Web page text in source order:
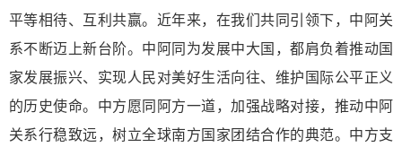
平等相待、互利共赢。近年来，在我们共同引领下，中阿关
系不断迈上新台阶。中阿同为发展中大国，都肩负着推动国
家发展振兴、实现人民对美好生活向往、维护国际公平正义
的历史使命。中方愿同阿方一道，加强战略对接，推动中阿
关系行稳致远，树立全球南方国家团结合作的典范。中方支